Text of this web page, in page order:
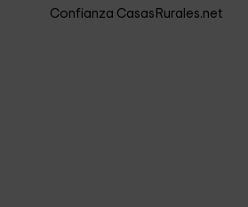
Confianza CasasRurales.net